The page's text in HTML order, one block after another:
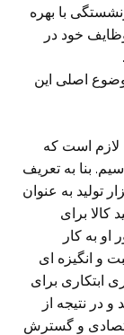
با بهره
خود در
اصلی‌ این
لازم است که
بنا به تعریف
تولید به عنوان
کالا برای
به کار
و انگیزه ای
ابتکاری برای
در نتیجه از
و گسترش